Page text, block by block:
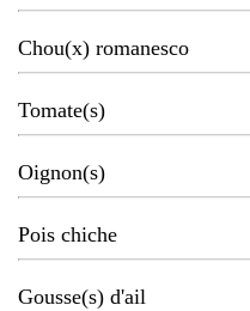
Chou(x) romanesco
Tomate(s)
Oignon(s)
Pois chiche
Gousse(s) d'ail